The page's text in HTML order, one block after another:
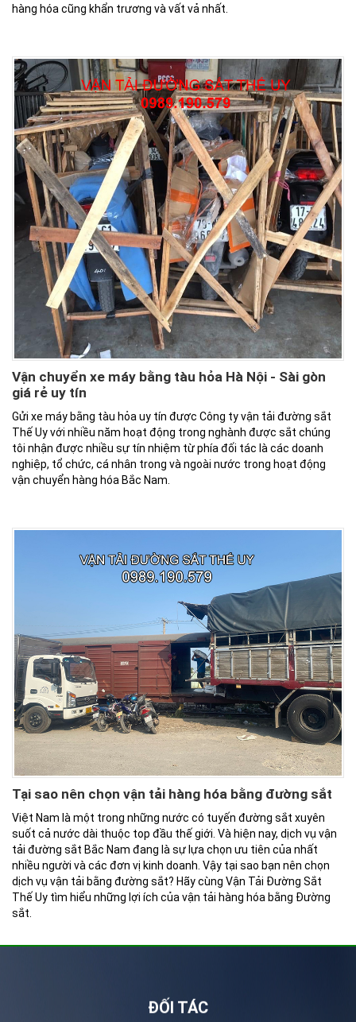
hàng hóa cũng khẩn trương và vất vả nhất.
Vận chuyển xe máy bằng tàu hỏa Hà Nội - Sài gòn
giá rẻ uy tín
Gửi xe máy bằng tàu hỏa uy tín được Công ty vận tải đường sắt
Thế Uy với nhiều năm hoạt động trong nghành được sắt chúng
tôi nhận được nhiều sự tín nhiệm từ phía đối tác là các doanh
nghiệp, tổ chức, cá nhân trong và ngoài nước trong hoạt động
vận chuyển hàng hóa Bắc Nam.
Tại sao nên chọn vận tải hàng hóa bằng đường sắt
Việt Nam là một trong những nước có tuyến đường sắt xuyên
suốt cả nước dài thuộc top đầu thế giới. Và hiện nay, dịch vụ vận
tải đường sắt Bắc Nam đang là sự lựa chọn ưu tiên của nhất
nhiều người và các đơn vị kinh doanh. Vậy tại sao bạn nên chọn
dịch vụ vận tải bằng đường sắt? Hãy cùng Vận Tải Đường Sắt
Thế Uy tìm hiểu những lợi ích của vận tải hàng hóa bằng Đường
sắt.
ĐỐI TÁC